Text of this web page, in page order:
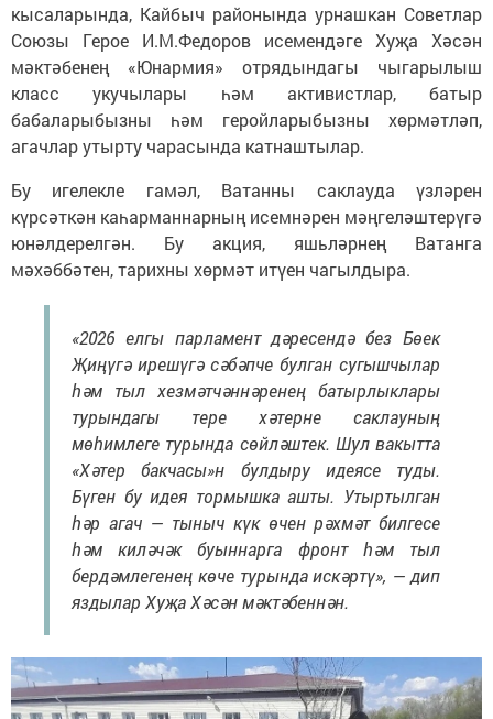
кысаларында, Кайбыч районында урнашкан Советлар
Союзы Герое И.М.Федоров исемендәге Хуҗа Хәсән
мәктәбенең «Юнармия» отрядындагы чыгарылыш
класс укучылары һәм активистлар, батыр
бабаларыбызны һәм геройларыбызны хөрмәтләп,
агачлар утырту чарасында катнаштылар.
Бу игелекле гамәл, Ватанны саклауда үзләрен
күрсәткән каһарманнарның исемнәрен мәңгеләштерүгә
юнәлдерелгән. Бу акция, яшьләрнең Ватанга
мәхәббәтен, тарихны хөрмәт итүен чагылдыра.
«2026 елгы парламент дәресендә без Бөек
Җиңүгә ирешүгә сәбәпче булган сугышчылар
һәм тыл хезмәтчәннәренең батырлыклары
турындагы тере хәтерне саклауның
мөһимлеге турында сөйләштек. Шул вакытта
«Хәтер бакчасы»н булдыру идеясе туды.
Бүген бу идея тормышка ашты. Утыртылган
һәр агач — тыныч күк өчен рәхмәт билгесе
һәм киләчәк буыннарга фронт һәм тыл
бердәмлегенең көче турында искәртү», — дип
яздылар Хуҗа Хәсән мәктәбеннән.